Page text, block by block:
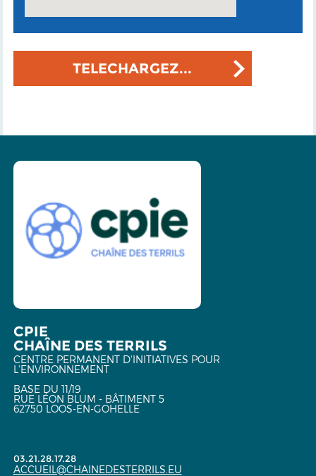
TELECHARGEZ...
CPIE
CHAÎNE DES TERRILS
CENTRE PERMANENT D'INITIATIVES POUR
L'ENVIRONNEMENT
BASE DU 11/19
RUE LÉON BLUM - BÂTIMENT 5
62750 LOOS-EN-GOHELLE
03.21.28.17.28
ACCUEIL@CHAINEDESTERRILS.EU